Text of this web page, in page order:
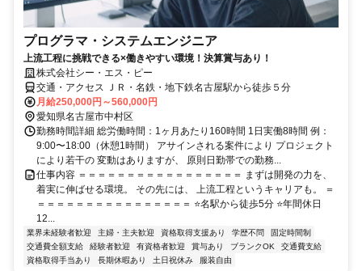
プログラマ・システムエンジニア
上流工程に挑戦できる×働きやすい環境！決算賞与あり！
株式会社シー・エス・ピー
交通・アクセス ＪＲ・名鉄・地下鉄名古屋駅から徒歩５分
月給250,000円～560,000円
愛知県名古屋市中村区
勤務時間詳細 総労働時間：1ヶ月あたり160時間 1日実働8時間 例：
9:00〜18:00（休憩1時間） アサインされる案件により プロジェクト
により若干の 変動はありますが、 原則日勤帯での勤務...
仕事内容 ＝＝＝＝＝＝＝＝＝＝＝＝＝＝＝＝＝ まずは開発の力を、
着実に伸ばせる環境。 その先には、 上流工程というキャリアも。 ＝
＝＝＝＝＝＝＝＝＝＝＝＝＝＝＝＝ ⭐名駅から徒歩5分 ⭐年間休日
12...
業界未経験者歓迎 主婦・主夫歓迎 資格取得支援あり 学歴不問
固定時間制
交通費全額支給
経験者歓迎 有資格者歓迎 賞与あり ブランクOK
交通費支給
資格取得手当あり
長期休暇あり 土日祝休み 服装自由